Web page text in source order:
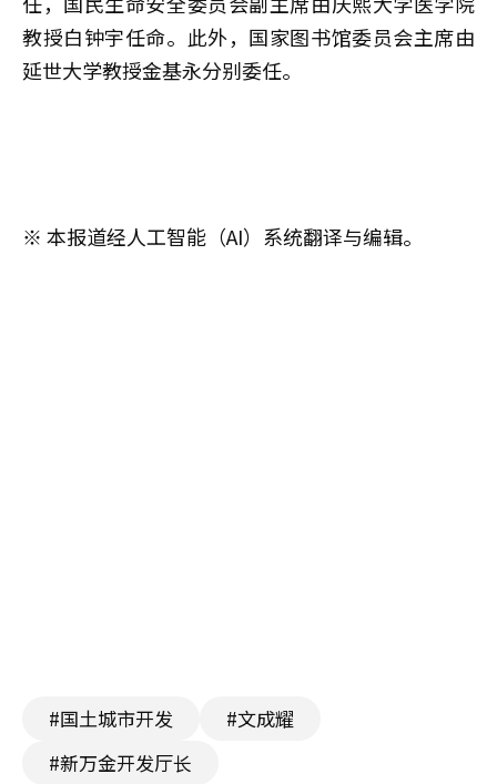
教授白钟宇任命。此外，国家图书馆委员会主席由
延世大学教授金基永分别委任。
※ 本报道经人工智能（AI）系统翻译与编辑。
#国土城市开发
#文成耀
#新万金开发厅长